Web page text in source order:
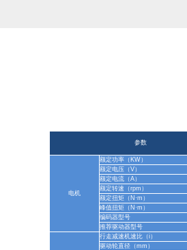
参数
电机
额定功率（ KW）
额定电压（V）
额定电流（A）
额定转速（rpm ）
额定扭矩（ N ·m ）
峰值扭矩（ N ·m ）
编码器型号
推荐驱动器型号
行走减速机速比（i）
驱动轮直径（mm ）